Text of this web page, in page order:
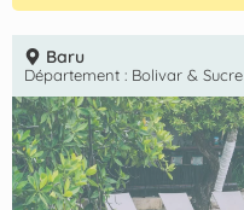
Baru
Département : Bolivar & Sucre